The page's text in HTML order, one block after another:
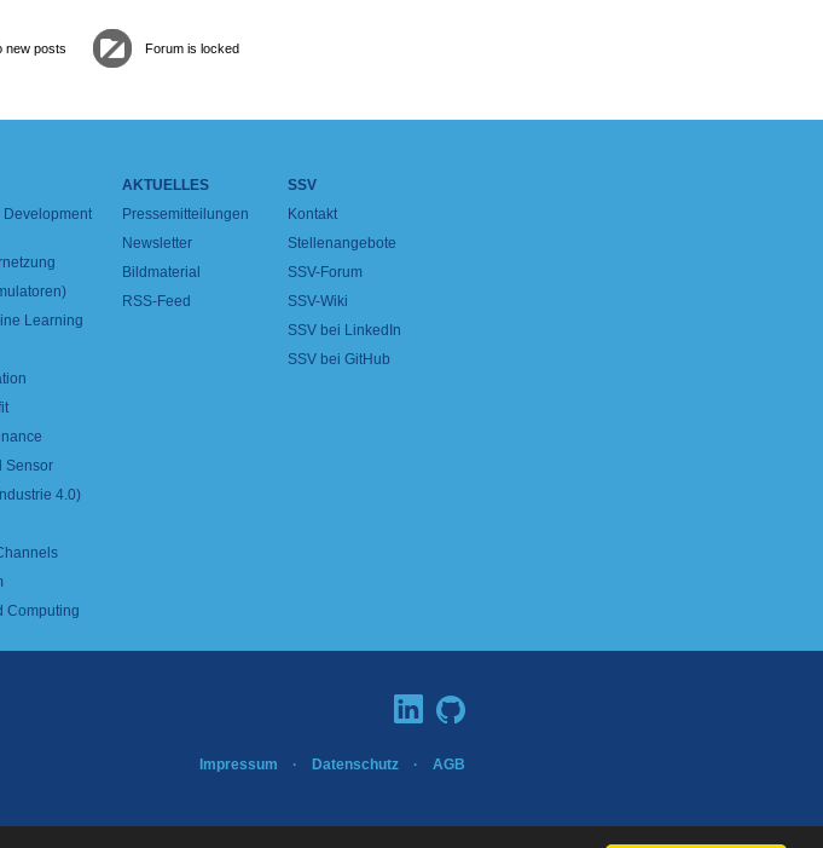
new posts Forum is locked
Development
Learning
Sensor
4.0)
Computing
AKTUELLES
Pressemitteilungen
Newsletter
Bildmaterial
RSS-Feed
SSV
Kontakt
Stellenangebote
SSV-Forum
SSV-Wiki
SSV bei LinkedIn
SSV bei GitHub
Impressum · Datenschutz · AGB